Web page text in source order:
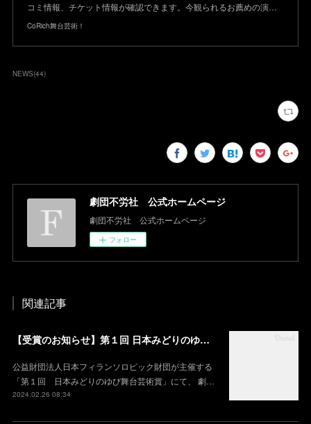
コミ情報、チケット情報が確認できます。今観られるお薦めの演…
CoRich舞台芸術！
NEWS(44)
劇団不労社 公式ホームページ
劇団不労社 公式ホームページ
フォロー
関連記事
【受賞のお知らせ】第１回 日本みどりのゆび舞台芸術賞 HOPE賞
公益財団法人日本フィランソロピック財団が主催する
「第１回 日本みどりのゆび舞台芸術賞」にて、 劇…
2024.02.26 08:34